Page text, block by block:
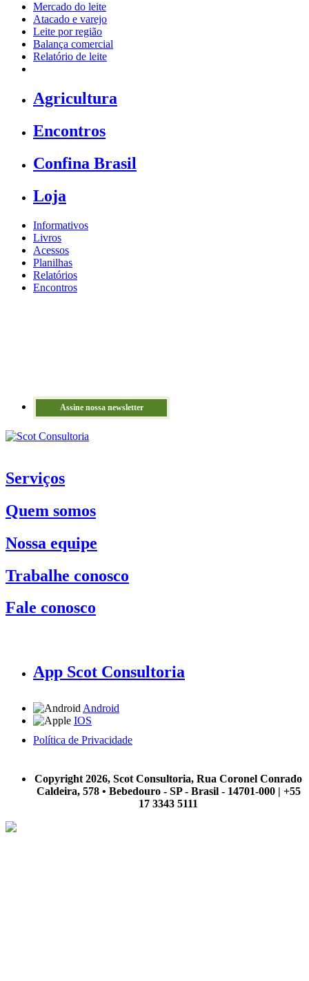
Mercado do leite
Atacado e varejo
Leite por região
Balança comercial
Relatório de leite
Agricultura
Encontros
Confina Brasil
Loja
Informativos
Livros
Acessos
Planilhas
Relatórios
Encontros
Assine nossa newsletter
Serviços
Quem somos
Nossa equipe
Trabalhe conosco
Fale conosco
App Scot Consultoria
Android
IOS
Política de Privacidade
Copyright 2026, Scot Consultoria, Rua Coronel Conrado
Caldeira, 578 • Bebedouro - SP - Brasil - 14701-000 | +55
17 3343 5111